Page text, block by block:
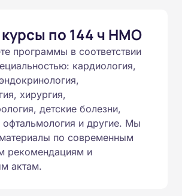
по 144 ч НМО
программы в соответствии
кардиология,
хирургия,
детские болезни,
офтальмология и другие. Мы
по современным
рекомендациям и
актам.